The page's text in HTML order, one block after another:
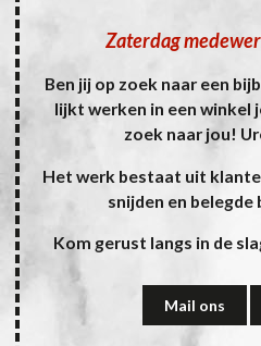
Zaterdag
Ben jij op zoek naar een
lijkt werken in een winkel
zoek naar jou!
Het werk bestaat uit
snijden en belegde
Kom gerust langs in de
Mail ons